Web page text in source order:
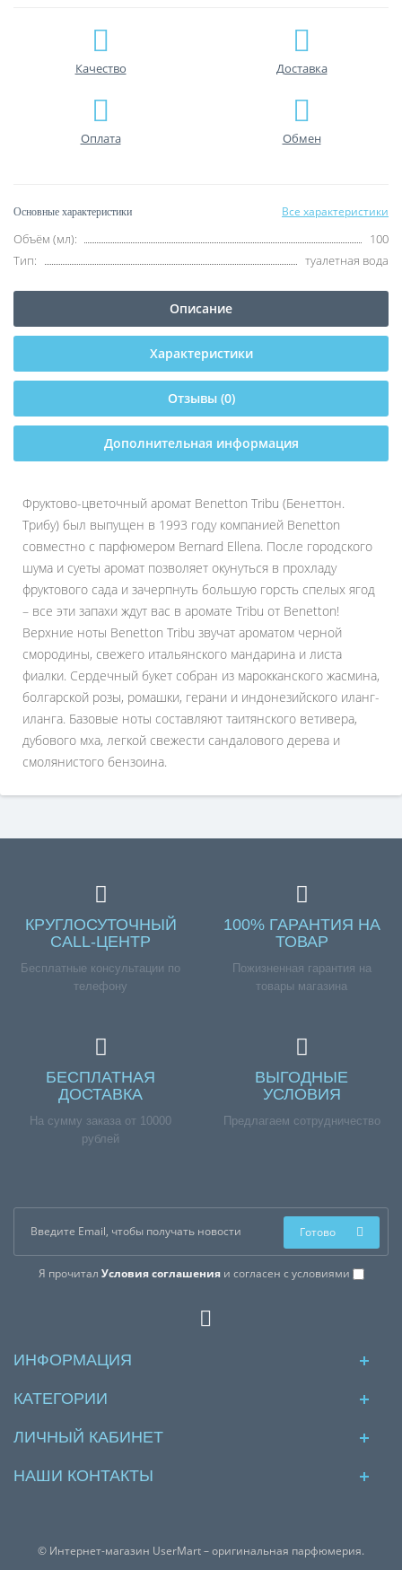
Качество Доставка
Оплата Обмен
Основные характеристики Все характеристики
Объём (мл):
100
Тип:
туалетная вода
Описание
Характеристики
Отзывы (0)
Дополнительная информация
Фруктово-цветочный аромат Benetton Tribu (Бенеттон.
Трибу) был выпущен в 1993 году компанией Benetton
совместно с парфюмером Bernard Ellena. После городского
шума и суеты аромат позволяет окунуться в прохладу
фруктового сада и зачерпнуть большую горсть спелых ягод
– все эти запахи ждут вас в аромате Tribu от Benetton!
Верхние ноты Benetton Tribu звучат ароматом черной
смородины, свежего итальянского мандарина и листа
фиалки. Сердечный букет собран из марокканского жасмина,
болгарской розы, ромашки, герани и индонезийского иланг-
иланга. Базовые ноты составляют таитянского ветивера,
дубового мха, легкой свежести сандалового дерева и
смолянистого бензоина.
КРУГЛОСУТОЧНЫЙ
CALL-ЦЕНТР
Бесплатные консультации по
телефону
100% ГАРАНТИЯ НА
ТОВАР
Пожизненная гарантия на
товары магазина
БЕСПЛАТНАЯ
ДОСТАВКА
На сумму заказа от 10000
рублей
ВЫГОДНЫЕ
УСЛОВИЯ
Предлагаем сотрудничество
Я прочитал Условия соглашенияи согласен с условиями
Готово
ИНФОРМАЦИЯ
КАТЕГОРИИ
ЛИЧНЫЙ КАБИНЕТ
НАШИ КОНТАКТЫ
© Интернет-магазин UserMart – оригинальная парфюмерия.